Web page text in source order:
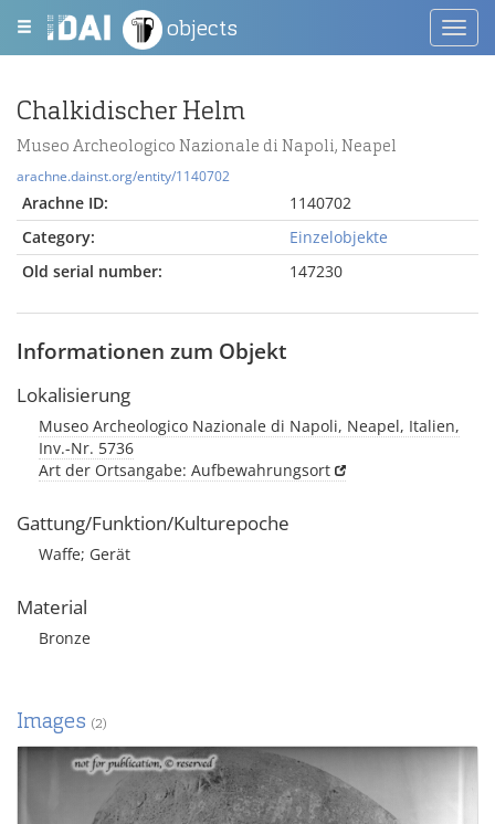
objects
Chalkidischer Helm
Museo Archeologico Nazionale di Napoli, Neapel
arachne.dainst.org/entity/1140702
Arachne ID:
1140702
Category:
Einzelobjekte
Old serial number:
147230
Informationen zum Objekt
Lokalisierung
Museo Archeologico Nazionale di Napoli, Neapel, Italien,
Inv.-Nr. 5736
Art der Ortsangabe: Aufbewahrungsort
Gattung/Funktion/Kulturepoche
Waffe; Gerät
Material
Bronze
Images (2)